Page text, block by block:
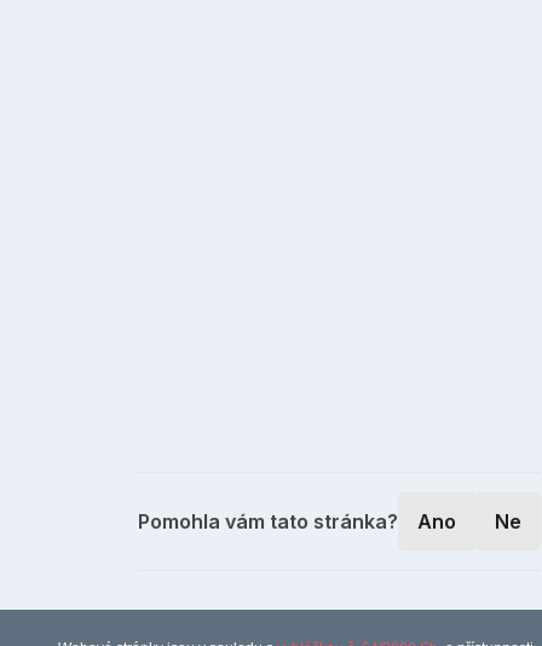
Pomohla vám tato stránka? Ano Ne